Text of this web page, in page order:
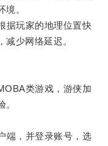
。
玩家的地理位置快
少网络延迟。
类游戏，游侠加
，并登录账号，选